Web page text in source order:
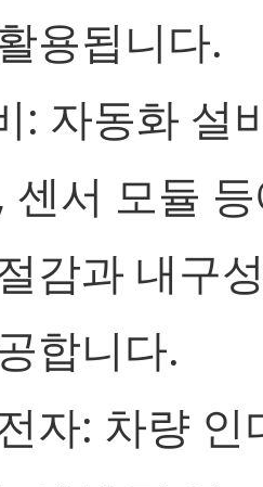
용됩니다.
: 자동화 설
센서 모듈
감과 내구
합니다.
자: 차량 인